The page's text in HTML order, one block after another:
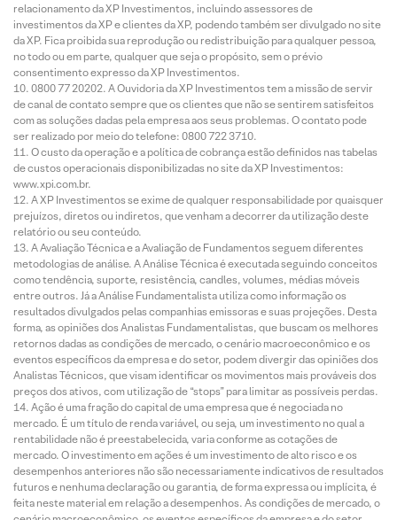
relacionamento da XP Investimentos, incluindo assessores de
investimentos da XP e clientes da XP, podendo também ser divulgado no site
da XP. Fica proibida sua reprodução ou redistribuição para qualquer pessoa,
no todo ou em parte, qualquer que seja o propósito, sem o prévio
consentimento expresso da XP Investimentos.
0800 77 20202. A Ouvidoria da XP Investimentos tem a missão de servir
de canal de contato sempre que os clientes que não se sentirem satisfeitos
com as soluções dadas pela empresa aos seus problemas. O contato pode
ser realizado por meio do telefone: 0800 722 3710.
O custo da operação e a política de cobrança estão definidos nas tabelas
de custos operacionais disponibilizadas no site da XP Investimentos:
www.xpi.com.br.
A XP Investimentos se exime de qualquer responsabilidade por quaisquer
prejuízos, diretos ou indiretos, que venham a decorrer da utilização deste
relatório ou seu conteúdo.
A Avaliação Técnica e a Avaliação de Fundamentos seguem diferentes
metodologias de análise. A Análise Técnica é executada seguindo conceitos
como tendência, suporte, resistência, candles, volumes, médias móveis
entre outros. Já a Análise Fundamentalista utiliza como informação os
resultados divulgados pelas companhias emissoras e suas projeções. Desta
forma, as opiniões dos Analistas Fundamentalistas, que buscam os melhores
retornos dadas as condições de mercado, o cenário macroeconômico e os
eventos específicos da empresa e do setor, podem divergir das opiniões dos
Analistas Técnicos, que visam identificar os movimentos mais prováveis dos
preços dos ativos, com utilização de “stops” para limitar as possíveis perdas.
Ação é uma fração do capital de uma empresa que é negociada no
mercado. É um título de renda variável, ou seja, um investimento no qual a
rentabilidade não é preestabelecida, varia conforme as cotações de
mercado. O investimento em ações é um investimento de alto risco e os
desempenhos anteriores não são necessariamente indicativos de resultados
futuros e nenhuma declaração ou garantia, de forma expressa ou implícita, é
feita neste material em relação a desempenhos. As condições de mercado, o